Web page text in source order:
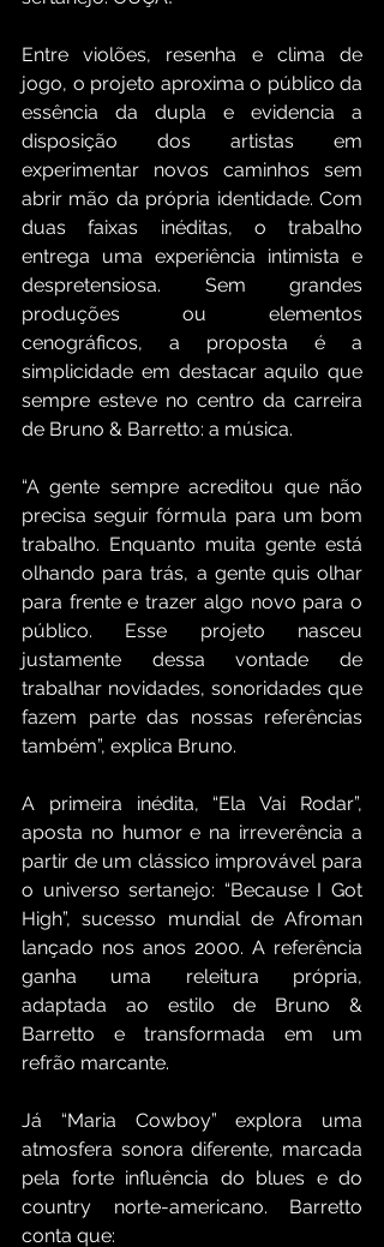
Entre violões, resenha e clima de
jogo, o projeto aproxima o público da
essência da dupla e evidencia a
disposição dos artistas em
experimentar novos caminhos sem
abrir mão da própria identidade. Com
duas faixas inéditas, o trabalho
entrega uma experiência intimista e
despretensiosa. Sem grandes
produções ou elementos
cenográficos, a proposta é a
simplicidade em destacar aquilo que
sempre esteve no centro da carreira
de Bruno & Barretto: a música.
“A gente sempre acreditou que não
precisa seguir fórmula para um bom
trabalho. Enquanto muita gente está
olhando para trás, a gente quis olhar
para frente e trazer algo novo para o
público. Esse projeto nasceu
justamente dessa vontade de
trabalhar novidades, sonoridades que
fazem parte das nossas referências
também”, explica Bruno.
A primeira inédita, “Ela Vai Rodar”,
aposta no humor e na irreverência a
partir de um clássico improvável para
o universo sertanejo: “Because I Got
High”, sucesso mundial de Afroman
lançado nos anos 2000. A referência
ganha uma releitura própria,
adaptada ao estilo de Bruno &
Barretto e transformada em um
refrão marcante.
Já “Maria Cowboy” explora uma
atmosfera sonora diferente, marcada
pela forte influência do blues e do
country norte-americano. Barretto
conta que: